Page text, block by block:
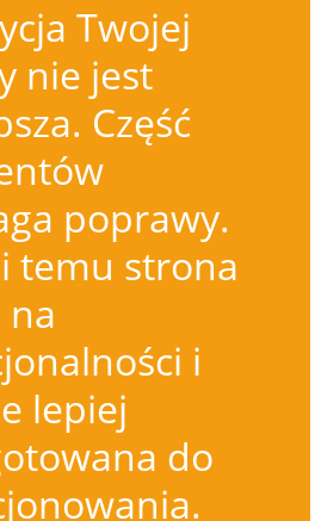
Twojej
nie jest
Część
poprawy.
temu strona
na
i
lepiej
do